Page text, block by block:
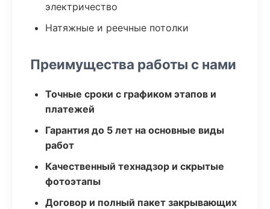
электричество
Натяжные и реечные потолки
Преимущества работы с нами
Точные сроки с графиком этапов и
платежей
Гарантия до 5 лет на основные виды
работ
Качественный технадзор и скрытые
фотоэтапы
Договор и полный пакет закрывающих